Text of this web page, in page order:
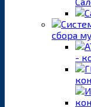
сбора
-